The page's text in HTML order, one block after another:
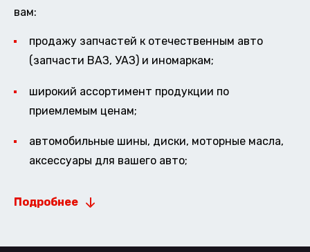
вам:
продажу запчастей к отечественным авто
(запчасти ВАЗ, УАЗ) и иномаркам;
широкий ассортимент продукции по
приемлемым ценам;
автомобильные шины, диски, моторные масла,
аксессуары для вашего авто;
Подробнее